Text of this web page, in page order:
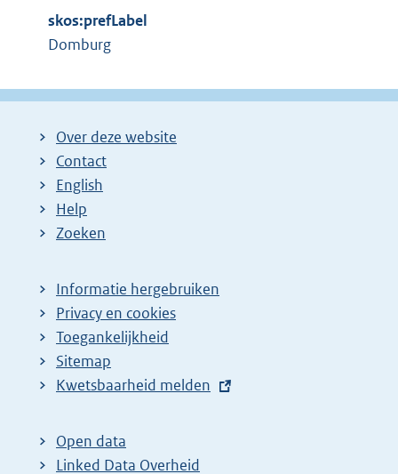
i
n
:
n
l
skos:prefLabel
Domburg
Over deze website
Contact
English
Help
Zoeken
Informatie hergebruiken
Privacy en cookies
Toegankelijkheid
Sitemap
E
t
e
Kwetsbaarheid melden
Open data
Linked Data Overheid